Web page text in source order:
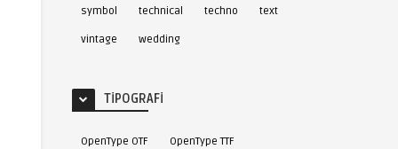
symbol technical techno text
vintage wedding
TIPOGRAFI
OpenType OTF OpenType TTF